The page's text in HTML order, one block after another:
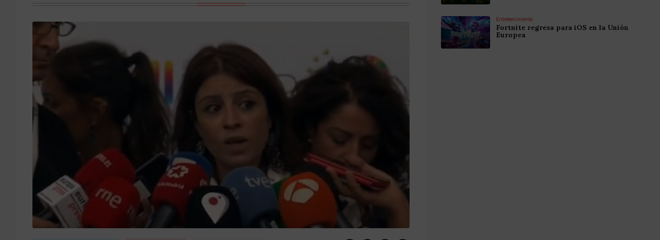
Entretenimiento
Fortnite regresa para iOS en la Unión
Europea